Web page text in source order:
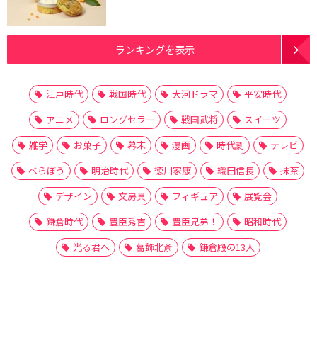
ランキングを表示
江戸時代 戦国時代 大河ドラマ
平安時代
アニメ
ロングセラー 戦国武将
スイーツ
雑学
お菓子 幕末 漫画 時代劇
テレビ
べらぼう
明治時代 徳川家康 織田信長
抹茶
デザイン
文房具 フィギュア
展覧会
鎌倉時代
豊臣秀吉 豊臣兄弟！
昭和時代
光る君へ
葛飾北斎 鎌倉殿の13人